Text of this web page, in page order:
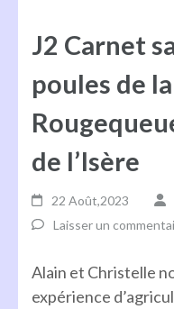
J2 Carnet
poules de
de l’Isère
22 Août,2023
Laisser un
Alain et Christelle
expérience